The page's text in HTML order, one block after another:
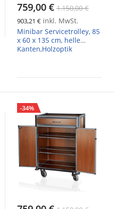
759,00 € 1.150,00 €
903,21 € inkl. MwSt.
Minibar Servicetrolley, 85
x 60 x 135 cm, helle
Kanten,Holzoptik
-34%